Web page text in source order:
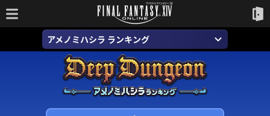
アメノミハシラ ランキング